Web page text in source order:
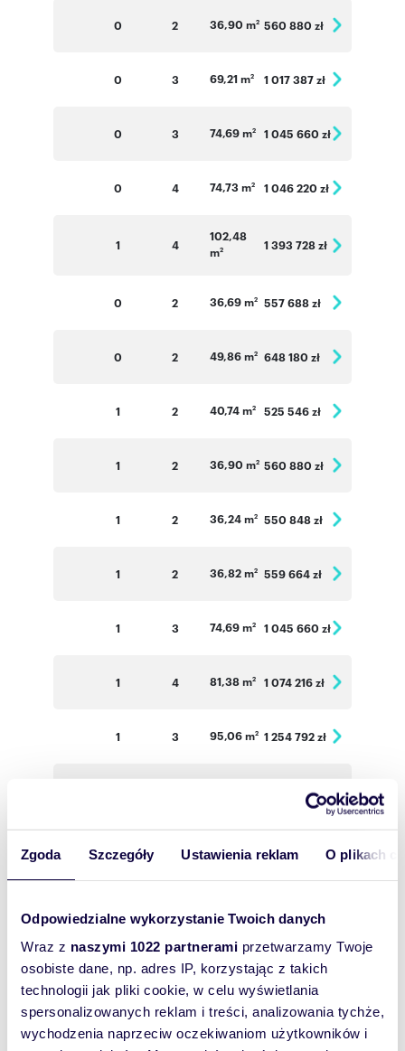
Zgoda Szczegóły Ustawienia reklam O plikach
Odpowiedzialne wykorzystanie Twoich danych
Wraz z naszymi 1022 partnerami przetwarzamy Twoje
osobiste dane, np. adres IP, korzystając z takich
technologii jak pliki cookie, w celu wyświetlania
spersonalizowanych reklam i treści, analizowania tychże,
wychodzenia naprzeciw oczekiwaniom użytkowników i
0 2 36,90 m2 560 880 zł
0 3 69,21 m2 1 017 387 zł
0 3 74,69 m2 1 045 660 zł
0 4 74,73 m2 1 046 220 zł
1 4
102,48
m2 1 393 728 zł
0 2 36,69 m2 557 688 zł
0 2 49,86 m2 648 180 zł
1 2 40,74 m2 525 546 zł
1 2 36,90 m2 560 880 zł
1 2 36,24 m2 550 848 zł
1 2 36,82 m2 559 664 zł
1 3 74,69 m2 1 045 660 zł
1 4 81,38 m2 1 074 216 zł
1 3 95,06 m2 1 254 792 zł
557 080 zł
2 2 33,86 m 2 5 021 444 zł
2 2 34,52 m 531 608 zł